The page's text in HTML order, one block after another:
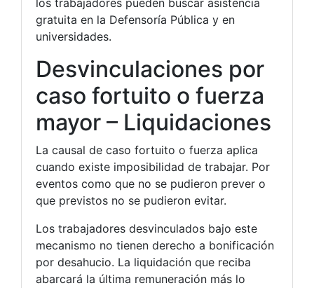
los trabajadores pueden buscar asistencia
gratuita en la Defensoría Pública y en
universidades.
Desvinculaciones por
caso fortuito o fuerza
mayor – Liquidaciones
La causal de caso fortuito o fuerza aplica
cuando existe imposibilidad de trabajar. Por
eventos como que no se pudieron prever o
que previstos no se pudieron evitar.
Los trabajadores desvinculados bajo este
mecanismo no tienen derecho a bonificación
por desahucio. La liquidación que reciba
abarcará la última remuneración más lo